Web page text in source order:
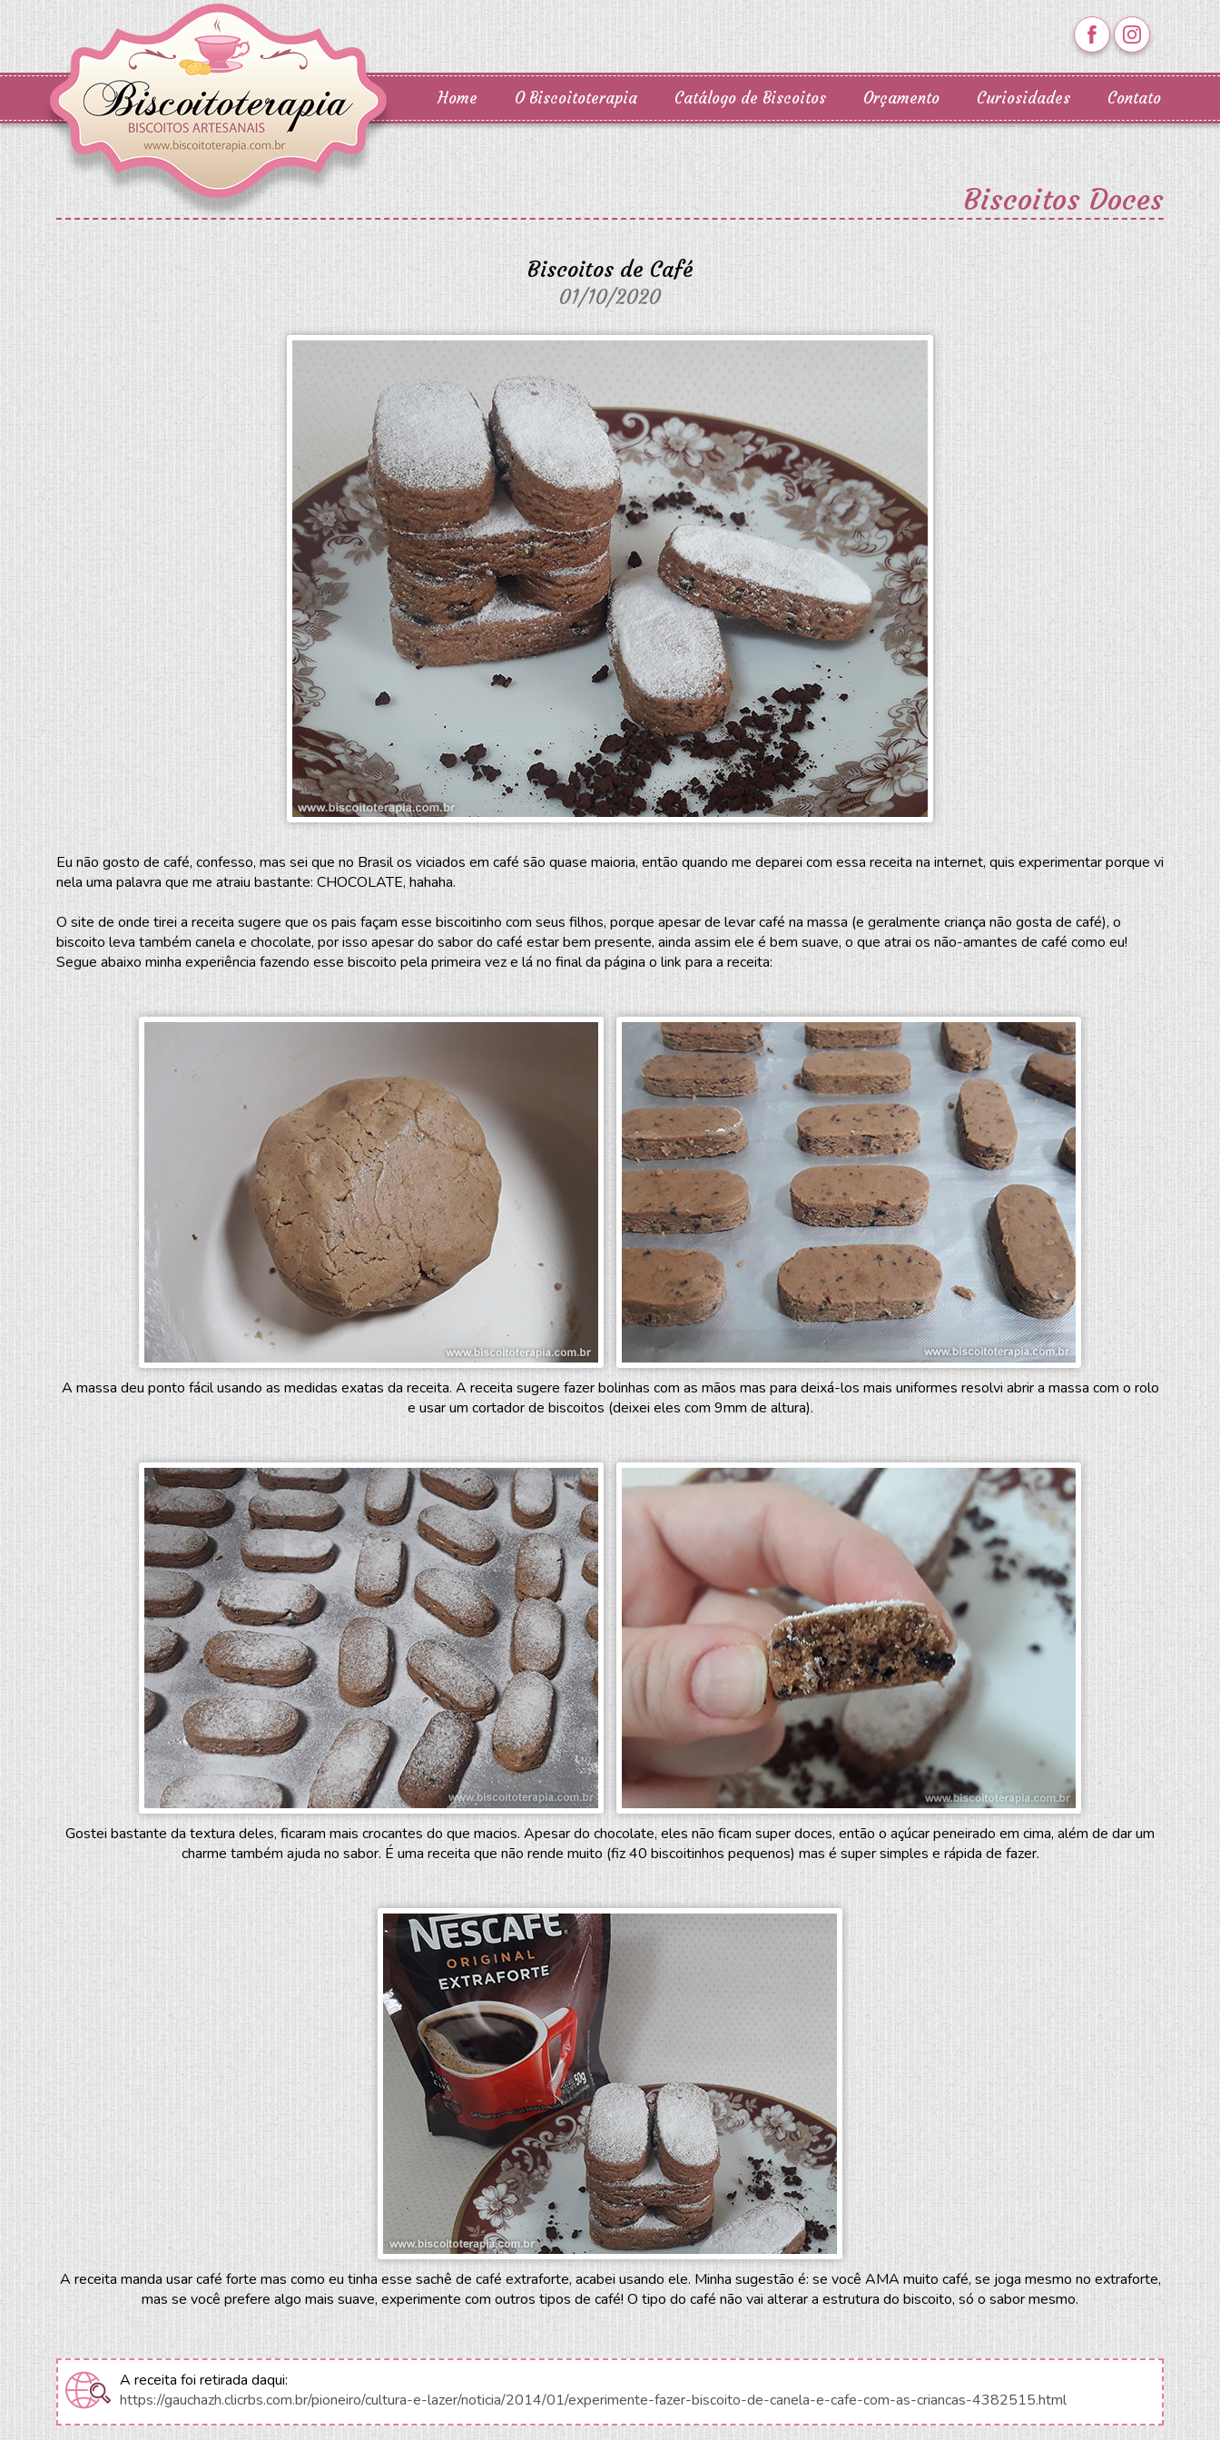
Home O Biscoitoterapia Catálogo de Biscoitos Orçamento Curiosidades Contato
Biscoitos Doces
Biscoitos de Café
01/10/2020
Eu não gosto de café, confesso, mas sei que no Brasil os viciados em café são quase maioria, então quando me deparei com essa receita na internet, quis experimentar porque vi
nela uma palavra que me atraiu bastante: CHOCOLATE, hahaha.
O site de onde tirei a receita sugere que os pais façam esse biscoitinho com seus filhos, porque apesar de levar café na massa (e geralmente criança não gosta de café), o
biscoito leva também canela e chocolate, por isso apesar do sabor do café estar bem presente, ainda assim ele é bem suave, o que atrai os não-amantes de café como eu!
Segue abaixo minha experiência fazendo esse biscoito pela primeira vez e lá no final da página o link para a receita:
A massa deu ponto fácil usando as medidas exatas da receita. A receita sugere fazer bolinhas com as mãos mas para deixá-los mais uniformes resolvi abrir a massa com o rolo
e usar um cortador de biscoitos (deixei eles com 9mm de altura).
Gostei bastante da textura deles, ficaram mais crocantes do que macios. Apesar do chocolate, eles não ficam super doces, então o açúcar peneirado em cima, além de dar um
charme também ajuda no sabor. É uma receita que não rende muito (fiz 40 biscoitinhos pequenos) mas é super simples e rápida de fazer.
A receita manda usar café forte mas como eu tinha esse sachê de café extraforte, acabei usando ele. Minha sugestão é: se você AMA muito café, se joga mesmo no extraforte,
mas se você prefere algo mais suave, experimente com outros tipos de café! O tipo do café não vai alterar a estrutura do biscoito, só o sabor mesmo.
A receita foi retirada daqui:
https://gauchazh.clicrbs.com.br/pioneiro/cultura-e-lazer/noticia/2014/01/experimente-fazer-biscoito-de-canela-e-cafe-com-as-criancas-4382515.html